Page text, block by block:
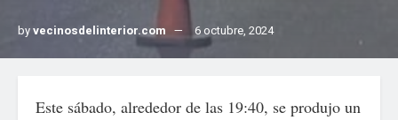
byvecinosdelinterior.com 6 octubre, 2024
Este sábado, alrededor de las 19:40, se produjo un